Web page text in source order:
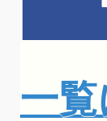
一覧